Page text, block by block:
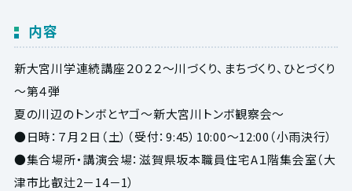
内容
新大宮川学連続講座２０２２～川づくり、まちづくり、ひとづくり
～第４弾
夏の川辺のトンボとヤゴ～新大宮川トンボ観察会～
●日時：７月２日（土）（受付：9:45）10:00～12:00（小雨決行）
●集合場所・講演会場：滋賀県坂本職員住宅A１階集会室（大
津市比叡辻2－14－1）